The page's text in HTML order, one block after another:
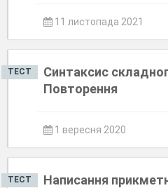
11 листопада 2021
ТЕСТ
Синтаксис
Повторення
1 вересня 2020
ТЕСТ Написання